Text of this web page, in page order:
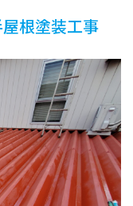
屋根塗装工事